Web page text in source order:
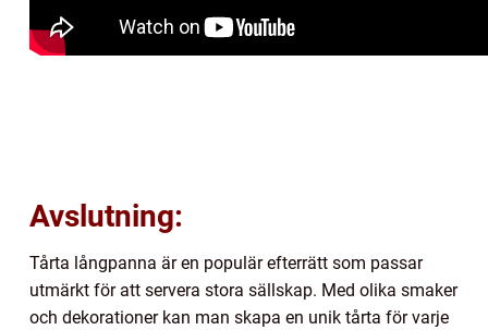
Avslutning:
Tårta långpanna är en populär efterrätt som passar
utmärkt för att servera stora sällskap. Med olika smaker
och dekorationer kan man skapa en unik tårta för varje